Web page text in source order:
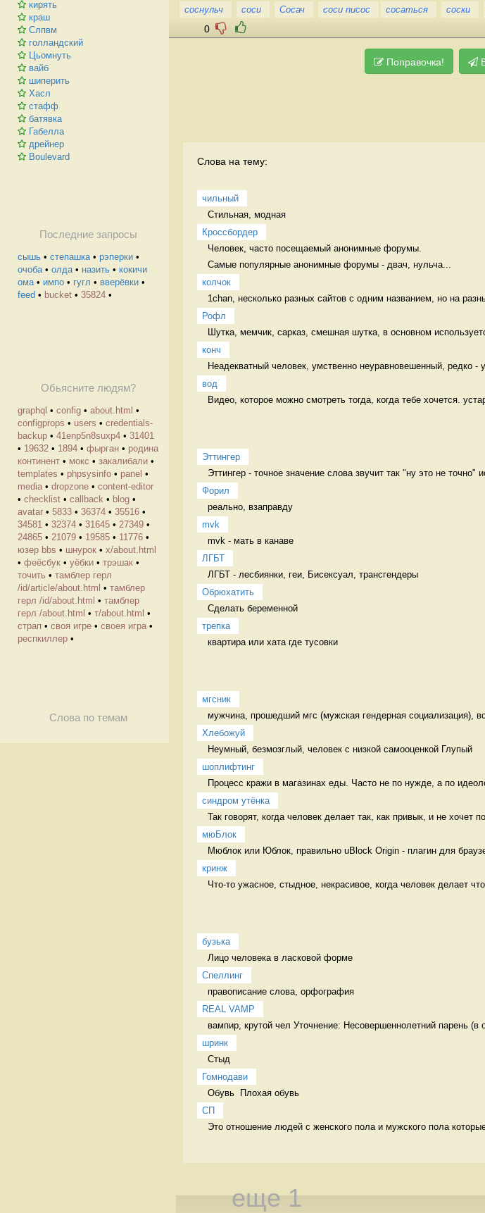
кирять
краш
Слпвм
голландский
Цьомнуть
вайб
шиперить
Хасл
стафф
батявка
Габелла
дрейнер
Boulevard
Последние запросы
сышь • степашка• рэперки •
очоба• олда• назить • кокичи
ома• импо • гугл • вверёвки •
feed • bucket • 35824 •
Обьясните людям?
graphql • config • about.html •
configprops • users • credentials-
backup • 41enp5n8suxp4 • 31401
• 19632 • 1894 • фырган • родина
континент • мокс • закалибали •
templates • phpsysinfo • panel •
media • dropzone • content-editor
• checklist • callback • blog •
avatar • 5833 • 36374 • 35516 •
34581 • 32374 • 31645 • 27349 •
24865 • 21079 • 19585 • 11776 •
юзер bbs • шнурок • х/about.html
• феёсбук • уёбки • трэшак •
точить • тамблер герл
/id/article/about.html • тамблер
герл /id/about.html • тамблер
герл /about.html • т/about.html •
страп • своя игре • своея игра •
респкиллер •
Слова по темам
соснульч
соси Сосач соси писос сосаться соски
0
Поправочка!
Слова на тему:
чильный
Стильная, модная
Кроссбордер
Человек, часто посещаемый анонимные форумы.
Самые популярные анонимные форумы - двач, нульча...
колчок
1chan, несколько разных сайтов с одним названием, но на
Рофл
Шутка, мемчик, сарказ, смешная шутка, в основном
конч
Неадекватный человек, умственно неуравновешенный, редко -
вод
Видео, которое можно смотреть тогда, когда тебе хочется.
Эттингер
Эттингер - точное значение слова звучит так "ну это не точно"
Форил
реально, взаправду
mvk
mvk - мать в канаве
ЛГБТ
ЛГБТ - лесбиянки, геи, Бисексуал, трансгендеры
Обрюхатить
Сделать беременной
трепка
квартира или хата где тусовки
мгсник
мужчина, прошедший мгс (мужская гендерная социализация),
Хлебожуй
Неумный, безмозглый, человек с низкой самооценкой Глупый
шоплифтинг
Процесс кражи в магазинах еды. Часто не по нужде, а по
синдром утёнка
Так говорят, когда человек делает так, как привык, и не хочет
мюБлок
Мюблок или Юблок, правильно uBlock Origin - плагин для
кринж
Что-то ужасное, стыдное, некрасивое, когда человек делает
бузька
Лицо человека в ласковой форме
Спеллинг
правописание слова, орфография
REAL VAMP
вампир, крутой чел Уточнение: Несовершеннолетний парень
шринк
Стыд
Гомнодави
Обувь  Плохая обувь
СП
Это отношение людей с женского пола и мужского пола
еще 1